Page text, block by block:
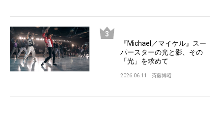
『Michael／マイケル』スー
パースターの光と影、その
「光」を求めて
2026.06.11 斉藤博昭